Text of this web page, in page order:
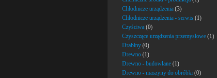
Chłodnicze urządzenia (3)
Chłodnicze urządzenia - serwis (1)
Czyściwa (0)
Czyszczące urządzenia przemysłowe (1)
Drabiny (0)
Drewno (1)
Drewno - budowlane (1)
Drewno - maszyny do obróbki (0)